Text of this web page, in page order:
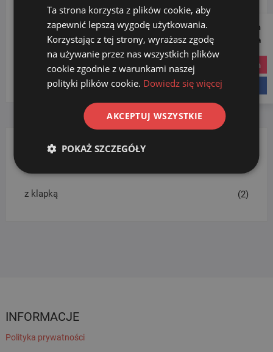
FILTRUJ WG. POJEMNOŚCI
21l - 40l
41l - 60l
z klapką (2)
INFORMACJE
Polityka prywatności
Follow us on
Social Media
instagram
Ta strona korzysta z plików cookie, aby
zapewnić lepszą wygodę użytkowania.
Korzystając z tej strony, wyrażasz zgodę
na używanie przez nas wszystkich plików
cookie zgodnie z warunkami naszej
polityki plików cookie. Dowiedz się więcej
AKCEPTUJ WSZYSTKIE
POKAŻ SZCZEGÓŁY